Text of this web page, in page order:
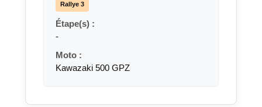
Rallye 3
Étape(s) :
-
Moto :
Kawazaki 500 GPZ